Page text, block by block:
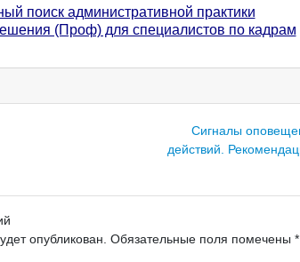
поиск административной практики
(Проф) для специалистов по кадрам
Сигналы
действий.
опубликован. Обязательные поля помечены *